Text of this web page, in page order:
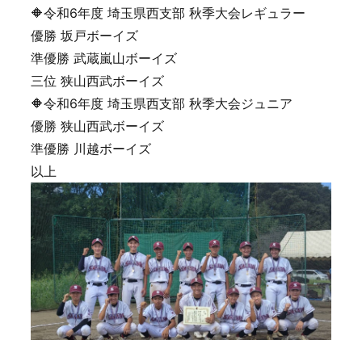
🔶令和6年度 埼玉県西支部 秋季大会レギュラー
優勝 坂戸ボーイズ
準優勝 武蔵嵐山ボーイズ
三位 狭山西武ボーイズ
🔶令和6年度 埼玉県西支部 秋季大会ジュニア
優勝 狭山西武ボーイズ
準優勝 川越ボーイズ
以上